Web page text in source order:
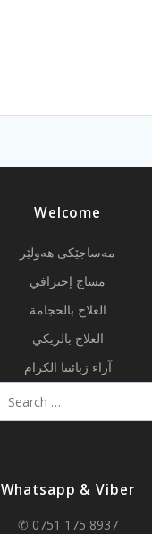
Welcome
مەساجێکی هەولێر
مساج إحترافي
العلاج بالحجامة
العلاج بالريكي
آراء زبائننا الكرام
Whatsapp & Viber
✆ 0751 175 8937